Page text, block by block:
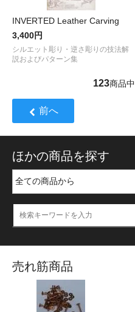
INVERTED Leather Carving
3,400円
シルエット彫り・逆さ彫りの技法解
説およびパターン集
123商品中
前へ
ほかの商品を探す
売れ筋商品